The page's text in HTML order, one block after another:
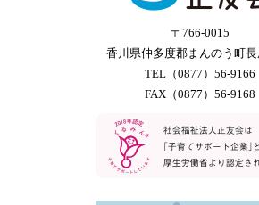
〒766-0015
香川県仲多度郡まんのう町長
TEL（0877）56-9166
FAX（0877）56-9168